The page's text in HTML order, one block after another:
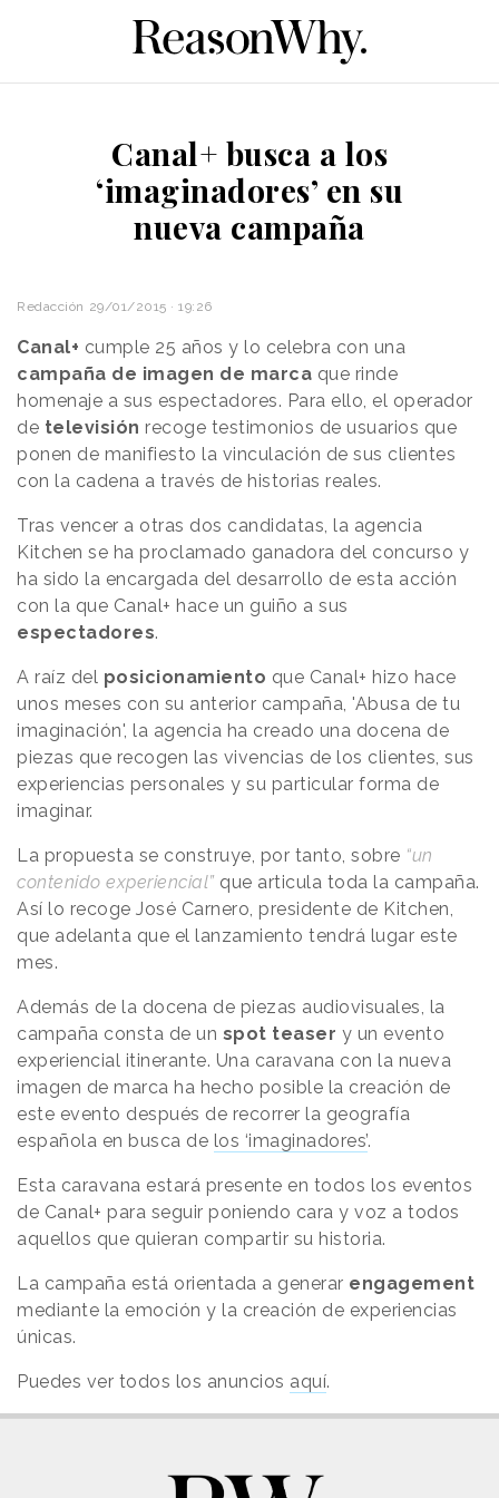
Canal+ busca a los
‘imaginadores’ en su
nueva campaña
Redacción 29/01/2015 · 19:26
Canal+ cumple 25 años y lo celebra con una
campaña de imagen de marca que rinde
homenaje a sus espectadores. Para ello, el operador
de televisión recoge testimonios de usuarios que
ponen de manifiesto la vinculación de sus clientes
con la cadena a través de historias reales.
Tras vencer a otras dos candidatas, la agencia
Kitchen se ha proclamado ganadora del concurso y
ha sido la encargada del desarrollo de esta acción
con la que Canal+ hace un guiño a sus
espectadores.
A raíz del posicionamiento que Canal+ hizo hace
unos meses con su anterior campaña, 'Abusa de tu
imaginación', la agencia ha creado una docena de
piezas que recogen las vivencias de los clientes, sus
experiencias personales y su particular forma de
imaginar.
La propuesta se construye, por tanto, sobre “un
contenido experiencial” que articula toda la campaña.
Así lo recoge José Carnero, presidente de Kitchen,
que adelanta que el lanzamiento tendrá lugar este
mes.
Además de la docena de piezas audiovisuales, la
campaña consta de un spot teaser y un evento
experiencial itinerante. Una caravana con la nueva
imagen de marca ha hecho posible la creación de
este evento después de recorrer la geografía
española en busca de los ‘imaginadores’.
Esta caravana estará presente en todos los eventos
de Canal+ para seguir poniendo cara y voz a todos
aquellos que quieran compartir su historia.
La campaña está orientada a generar engagement
mediante la emoción y la creación de experiencias
únicas.
Puedes ver todos los anuncios aquí.